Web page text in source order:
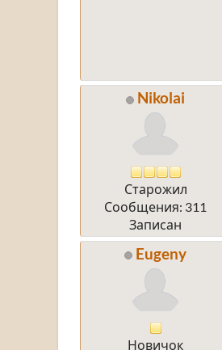
Nikolai
Старожил
Сообщения: 311
Записан
Eugeny
Новичок